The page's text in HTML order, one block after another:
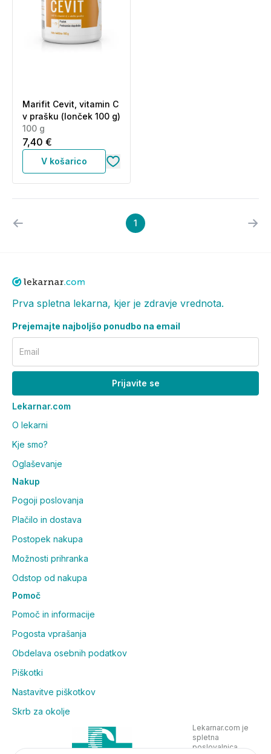
Marifit Cevit, vitamin C
v prašku (lonček 100 g)
100 g
7,40 €
V košarico
1
Prva spletna lekarna, kjer je zdravje vrednota.
Prejemajte najboljšo ponudbo na email
Email
Prijavite se
Lekarnar.com
O lekarni
Kje smo?
Oglaševanje
Nakup
Pogoji poslovanja
Plačilo in dostava
Postopek nakupa
Možnosti prihranka
Odstop od nakupa
Pomoč
Pomoč in informacije
Pogosta vprašanja
Obdelava osebnih podatkov
Piškotki
Nastavitve piškotkov
Skrb za okolje
Lekarnar.com je
spletna
poslovalnica